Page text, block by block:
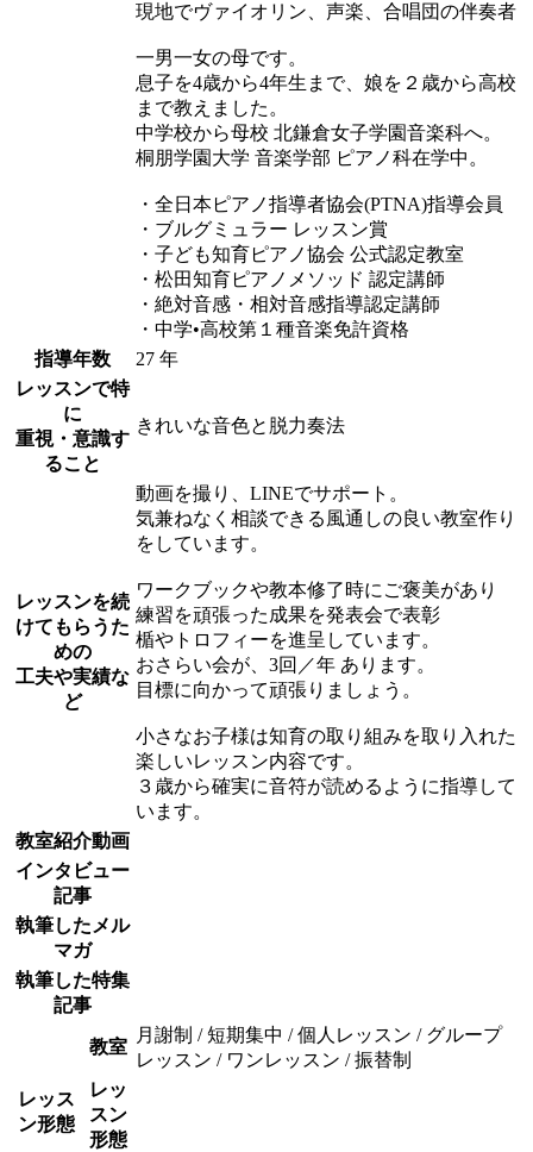
現地でヴァイオリン、声楽、合唱団の伴奏者
一男一女の母です。
息子を4歳から4年生まで、娘を２歳から高校
まで教えました。
中学校から母校 北鎌倉女子学園音楽科へ。
桐朋学園大学 音楽学部 ピアノ科在学中。
・全日本ピアノ指導者協会(PTNA)指導会員
・ブルグミュラー レッスン賞
・子ども知育ピアノ協会 公式認定教室
・松田知育ピアノメソッド 認定講師
・絶対音感・相対音感指導認定講師
・中学•高校第１種音楽免許資格
指導年数
27 年
レッスンで特
に
重視・意識す
ること
きれいな音色と脱力奏法
レッスンを続
けてもらうた
めの
工夫や実績な
ど
動画を撮り、LINEでサポート。
気兼ねなく相談できる風通しの良い教室作り
をしています。
ワークブックや教本修了時にご褒美があり
練習を頑張った成果を発表会で表彰
楯やトロフィーを進呈しています。
おさらい会が、3回／年 あります。
目標に向かって頑張りましょう。
小さなお子様は知育の取り組みを取り入れた
楽しいレッスン内容です。
３歳から確実に音符が読めるように指導して
います。
教室紹介動画
インタビュー
記事
執筆したメル
マガ
執筆した特集
記事
レッス
ン形態
教室
月謝制 / 短期集中 / 個人レッスン / グループ
レッスン / ワンレッスン / 振替制
レッ
スン
形態